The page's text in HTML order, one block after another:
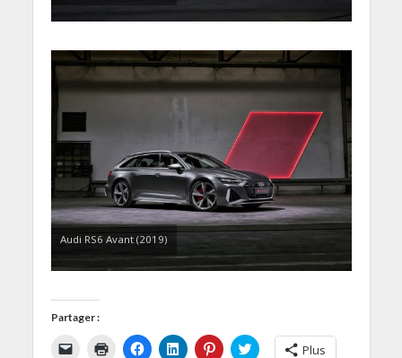
Audi RS6 Avant (2019)
Partager :
C C C C Plus